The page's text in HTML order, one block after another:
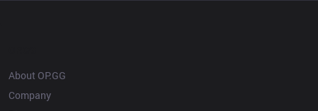
About OP.GG
Company